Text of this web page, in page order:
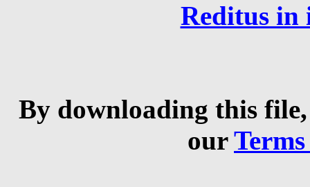
Reditus in
By downloading this
our